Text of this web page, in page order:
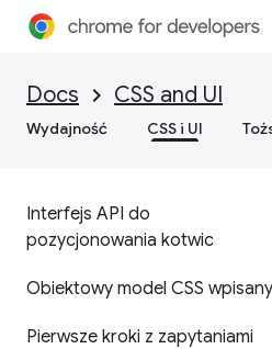
Docs CSS and UI
Wydajność CSS i UI
Interfejs API do
pozycjonowania kotwic
Obiektowy model CSS wpisany
Pierwsze kroki z zapytaniami